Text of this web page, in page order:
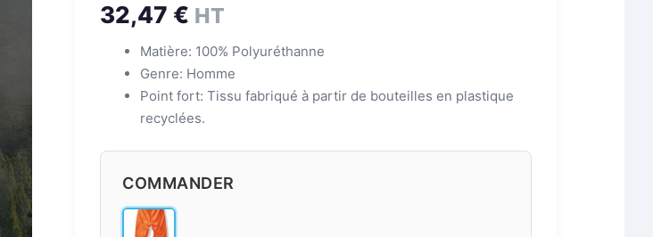
32,47 € HT
Matière: 100% Polyuréthanne
Genre: Homme
Point fort: Tissu fabriqué à partir de bouteilles en plastique
recyclées.
COMMANDER